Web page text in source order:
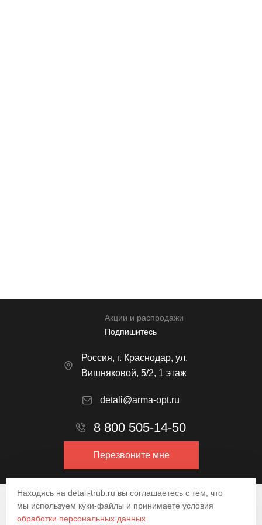
Акции и распродажи
Подпишитесь
Россия, г. Краснодар, ул.
Вишняковой, 5/2, 1 этаж
detali@arma-opt.ru
8 800 505-14-50
Перезвоните мне
Находясь на detali-trub.ru вы соглашаетесь с тем, что
мы используем куки-файлы и принимаете условия
обработки персональных данных